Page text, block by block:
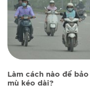
Làm cách nào để
mù kéo dài?